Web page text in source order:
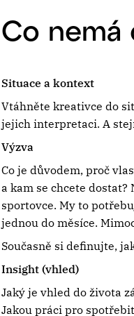
Co nemá
Situace a kontext
Vtáhněte kreativce do
jejich interpretaci. A
Výzva
Co je důvodem, proč
a kam se chcete
sportovce. My to
jednou do měsíce.
Současně si definujte,
Insight (vhled)
Jaký je vhled do života
Jakou práci pro